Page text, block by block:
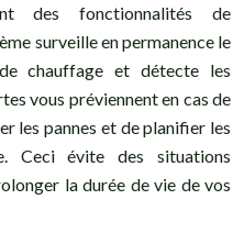
des fonctionnalités de
surveille en permanence le
chauffage et détecte les
vous préviennent en cas de
les pannes et de planifier les
Ceci évite des situations
la durée de vie de vos